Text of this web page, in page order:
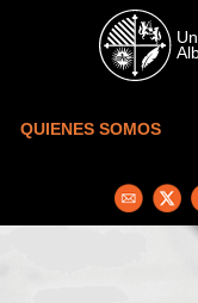
Skip to main content
QUIENES SOMOS